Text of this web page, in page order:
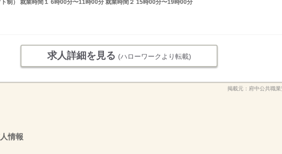
制） 就業時間１ 6時00分〜11時00分 就業時間２ 15時00分〜19時00分
求人詳細を見る (ハローワークより転載)
掲載元： 府中公共職
情報